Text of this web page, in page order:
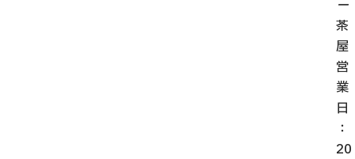
ー
茶
屋
営
業
日
：
20